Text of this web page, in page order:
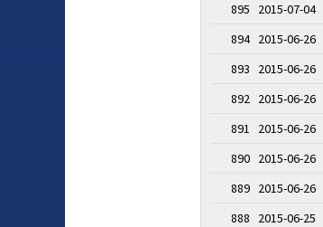
895 2015-07-04
894 2015-06-26
893 2015-06-26
892 2015-06-26
891 2015-06-26
890 2015-06-26
889 2015-06-26
888 2015-06-25